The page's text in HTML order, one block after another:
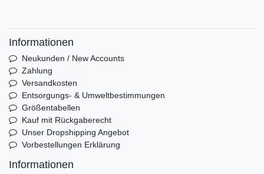
Informationen
Neukunden / New Accounts
Zahlung
Versandkosten
Entsorgungs- & Umweltbestimmungen
Größentabellen
Kauf mit Rückgaberecht
Unser Dropshipping Angebot
Vorbestellungen Erklärung
Informationen